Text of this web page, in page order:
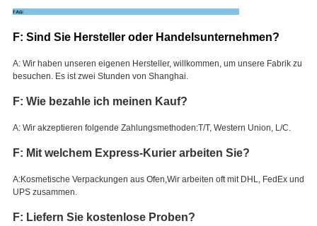
F: Sind Sie Hersteller oder Handelsunternehmen?
A: Wir haben unseren eigenen Hersteller, willkommen, um unsere Fabrik zu
besuchen. Es ist zwei Stunden von Shanghai.
F: Wie bezahle ich meinen Kauf?
A: Wir akzeptieren folgende Zahlungsmethoden:T/T, Western Union, L/C.
F: Mit welchem Express-Kurier arbeiten Sie?
A:Kosmetische Verpackungen aus Ofen, Wir arbeiten oft mit DHL, FedEx und
UPS zusammen.
F: Liefern Sie kostenlose Proben?